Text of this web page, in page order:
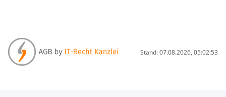
Stand: 07.08.2026, 05:02:53